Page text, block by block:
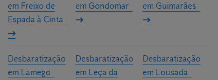
em Freixo de
Espada à Cinta
em Gondomar
em Guimarães
Desbaratização
em Lamego
Desbaratização
em Leça da
Desbaratização
em Lousada